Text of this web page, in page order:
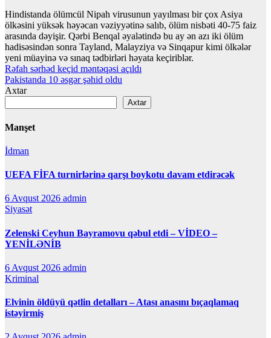
Hindistanda ölümcül Nipah virusunun yayılması bir çox Asiya
ölkəsini yüksək həyəcan vəziyyətinə salıb, ölüm nisbəti 40-75 faiz
arasında dəyişir. Qərbi Benqal əyalətində bu ay ən azı iki ölüm
hadisəsindən sonra Tayland, Malayziya və Sinqapur kimi ölkələr
yeni müayinə və sınaq tədbirləri həyata keçiriblər.
Yazı
naviqasiyası
Rəfah sərhəd keçid məntəqəsi açıldı
Pakistanda 10 əsgər şəhid oldu
Axtar
Axtar
Manşet
İdman
UEFA FİFA turnirlərinə qarşı boykotu davam etdirəcək
6 Avqust 2026 admin
Siyasət
Zelenski Ceyhun Bayramovu qəbul etdi – VİDEO –
YENİLƏNİB
6 Avqust 2026 admin
Kriminal
Elvinin öldüyü qətlin detalları – Atası anasını bıçaqlamaq
istəyirmiş